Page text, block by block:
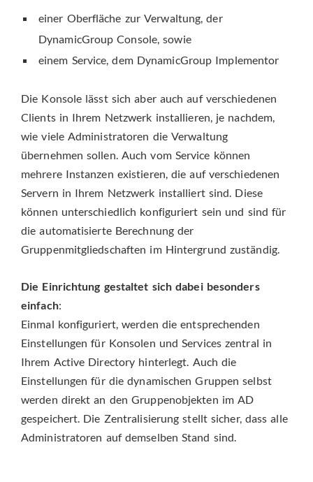
einer Oberfläche zur Verwaltung, der
DynamicGroup Console, sowie
einem Service, dem DynamicGroup Implementor
Die Konsole lässt sich aber auch auf verschiedenen
Clients in Ihrem Netzwerk installieren, je nachdem,
wie viele Administratoren die Verwaltung
übernehmen sollen. Auch vom Service können
mehrere Instanzen existieren, die auf verschiedenen
Servern in Ihrem Netzwerk installiert sind. Diese
können unterschiedlich konfiguriert sein und sind für
die automatisierte Berechnung der
Gruppenmitgliedschaften im Hintergrund zuständig.
Die Einrichtung gestaltet sich dabei besonders
einfach:
Einmal konfiguriert, werden die entsprechenden
Einstellungen für Konsolen und Services zentral in
Ihrem Active Directory hinterlegt. Auch die
Einstellungen für die dynamischen Gruppen selbst
werden direkt an den Gruppenobjekten im AD
gespeichert. Die Zentralisierung stellt sicher, dass alle
Administratoren auf demselben Stand sind.